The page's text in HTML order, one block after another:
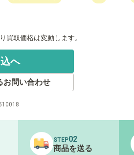
買取価格は変動します。
へ
お問い合わせ
STEP02
商品を送る